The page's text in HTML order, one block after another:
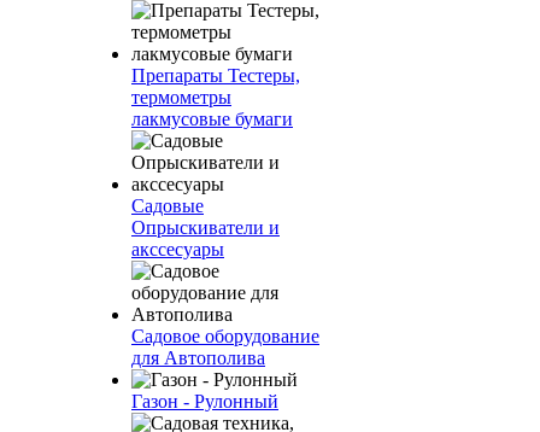
Препараты Тестеры,
термометры
лакмусовые бумаги
Садовые
Опрыскиватели и
акссесуары
Садовое оборудование
для Автополива
Газон - Рулонный